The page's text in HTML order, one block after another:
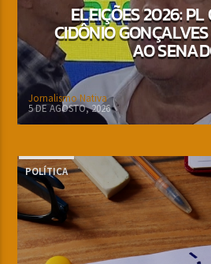
ELEIÇÕES 2026:
CIDÔNIO
AO
Jornalismo Nativa
5 DE AGOSTO, 2026
POLÍTICA